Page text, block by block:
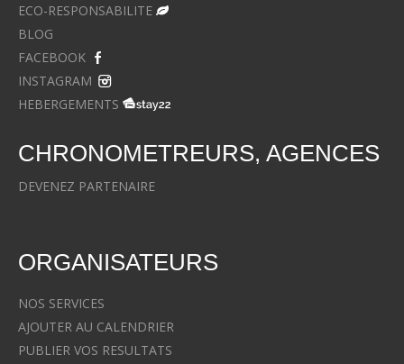
ECO-RESPONSABILITE
BLOG
FACEBOOK
INSTAGRAM
HEBERGEMENTS
CHRONOMETREURS, AGENCES
DEVENEZ PARTENAIRE
ORGANISATEURS
NOS SERVICES
AJOUTER AU CALENDRIER
PUBLIER VOS RESULTATS